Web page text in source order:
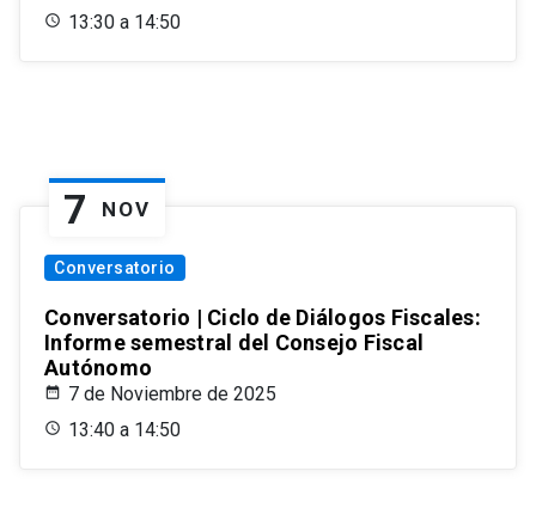
13:30 a 14:50
7 NOV
Conversatorio
Conversatorio | Ciclo de Diálogos Fiscales:
Informe semestral del Consejo Fiscal
Autónomo
7 de Noviembre de 2025
13:40 a 14:50